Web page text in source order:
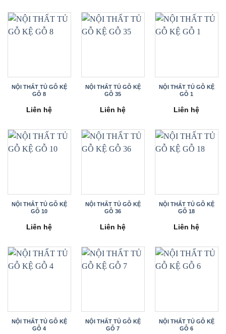
NỘI THẤT TỦ GỖ KỆ
GỖ 8
Liên hệ
NỘI THẤT TỦ GỖ KỆ
GỖ 35
Liên hệ
NỘI THẤT TỦ GỖ KỆ
GỖ 1
Liên hệ
NỘI THẤT TỦ GỖ KỆ
GỖ 10
Liên hệ
NỘI THẤT TỦ GỖ KỆ
GỖ 36
Liên hệ
NỘI THẤT TỦ GỖ KỆ
GỖ 18
Liên hệ
NỘI THẤT TỦ GỖ KỆ
GỖ 4
NỘI THẤT TỦ GỖ KỆ
GỖ 7
NỘI THẤT TỦ GỖ KỆ
GỖ 6